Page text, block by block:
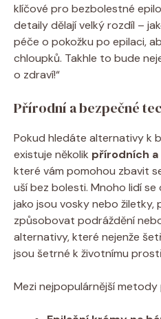
klíčové pro bezbolestné
detaily dělají velký rozdíl –
péče o pokožku po epilaci,
chloupků. Takhle to bude
o zdraví!“
Přírodní a bezpečné
Pokud hledáte alternativy k
existuje několik přírodních
které vám pomohou zbavit
uší bez bolesti. Mnoho lidí
jako jsou vosky nebo žiletky,
způsobovat podráždění
alternativy, které nejenže
jsou šetrné k životnímu
Mezi nejpopulárnější metody